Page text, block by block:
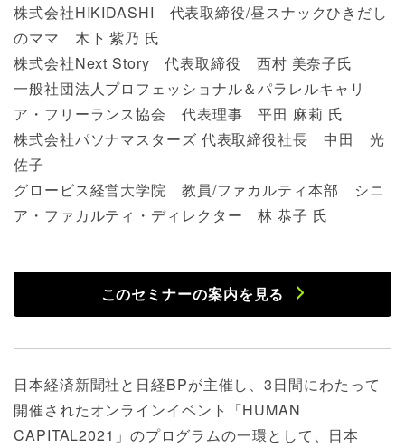
株式会社HIKIDASHI 代表取締役/昼スナックひきだし
のママ 木下 紫乃 氏
株式会社Next Story 代表取締役 西村 美奈子氏
一般社団法人プロフェッショナル＆パラレルキャリ
ア・フリーランス協会 代表理事 平田 麻莉 氏
株式会社パソナマスターズ 代表取締役社長 中田 光
佐子
グロービス経営大学院 教員/ファカルティ本部 シニ
ア・ファカルティ・ディレクター 林 恭子 氏
このセミナーの案内を見る
日本経済新聞社と日経BPが主催し、3日間にわたって
開催されたオンラインイベント「HUMAN
CAPITAL2021」のプログラムの一環として、日本